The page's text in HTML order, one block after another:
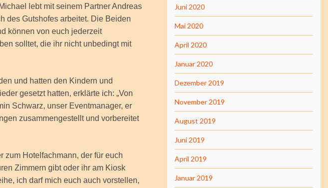
lebt mit seinem Partner Andreas
des Gutshofes arbeitet. Die Beiden
können von euch jederzeit
solltet, die ihr nicht unbedingt mit
und hatten den Kindern und
gesetzt hatten, erklärte ich: „Von
Schwarz, unser Eventmanager, er
zusammengestellt und vorbereitet
zum Hotelfachmann, der für euch
Zimmern gibt oder ihr am Kiosk
ich darf mich euch auch vorstellen,
Juni 2020
Mai 2020
April 2020
Januar 2020
Dezember 2019
November 2019
August 2019
Juni 2019
April 2019
Januar 2019